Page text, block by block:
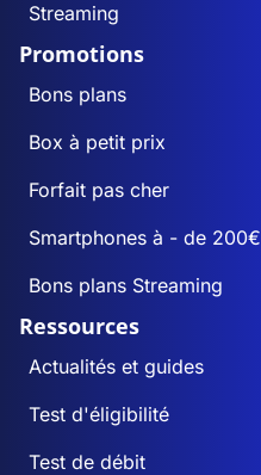
Streaming
Promotions
Bons plans
Box à petit prix
Forfait pas cher
Smartphones à - de 200€
Bons plans Streaming
Ressources
Actualités et guides
Test d'éligibilité
Test de débit